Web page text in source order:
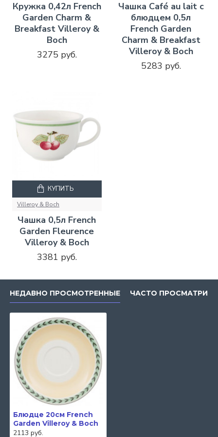
Кружка 0,42л French
Garden Charm &
Breakfast Villeroy &
Boch
3275 руб.
Чашка Café au lait с
блюдцем 0,5л
French Garden
Charm & Breakfast
Villeroy & Boch
5283 руб.
Villeroy & Boch
Чашка 0,5л French
Garden Fleurence
Villeroy & Boch
3381 руб.
КУПИТЬ
НЕДАВНО ПРОСМОТРЕННЫЕ ЧАСТО
Блюдце 20см French
Garden Villeroy & Boch
2113 руб.